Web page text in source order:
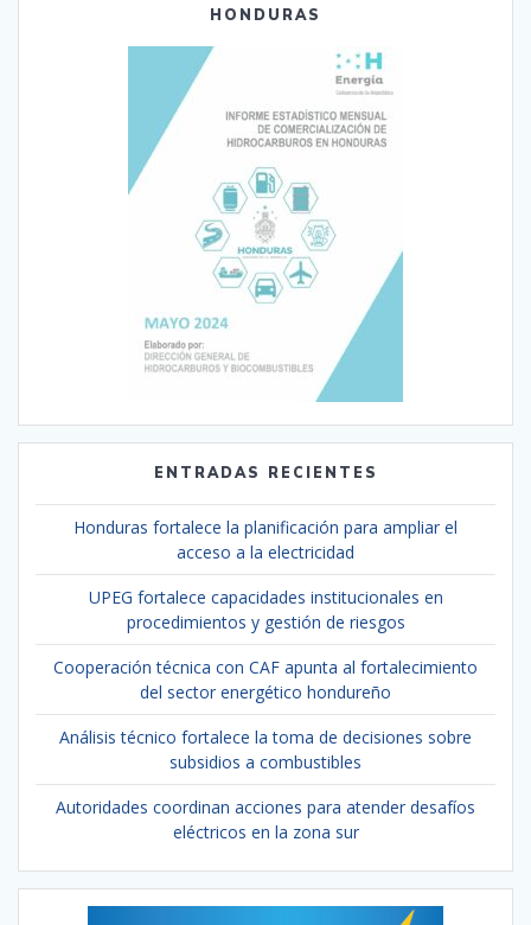
HONDURAS
ENTRADAS RECIENTES
Honduras fortalece la planificación para ampliar el
acceso a la electricidad
UPEG fortalece capacidades institucionales en
procedimientos y gestión de riesgos
Cooperación técnica con CAF apunta al fortalecimiento
del sector energético hondureño
Análisis técnico fortalece la toma de decisiones sobre
subsidios a combustibles
Autoridades coordinan acciones para atender desafíos
eléctricos en la zona sur